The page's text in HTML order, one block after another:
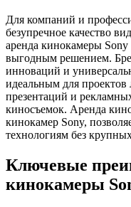
Для компаний и
безупречное качество
аренда кинокамеры Sony
выгодным решением.
инноваций и
идеальным для
презентаций и
киносъемок. Аренда
кинокамер Sony,
технологиям без
Ключевые
кинокамеры